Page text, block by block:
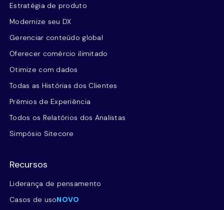
Estratégia de produto
Modernize seu DX
Gerenciar conteúdo global
Oferecer comércio ilimitado
Otimize com dados
Todas as Histórias dos Clientes
Prêmios de Experiência
Todos os Relatórios dos Analistas
Simpósio Sitecore
Recursos
Liderança de pensamento
Casos de usoNOVO